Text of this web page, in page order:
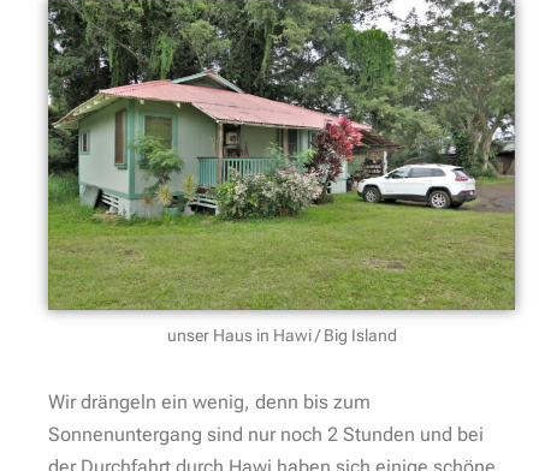
unser Haus in Hawi / Big Island
Wir drängeln ein wenig, denn bis zum
Sonnenuntergang sind nur noch 2 Stunden und bei